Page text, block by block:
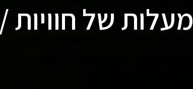
פנטהאוז עם 360 מעלות של חוויות /